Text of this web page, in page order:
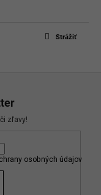
Strážiť
zľavy!
osobných údajov